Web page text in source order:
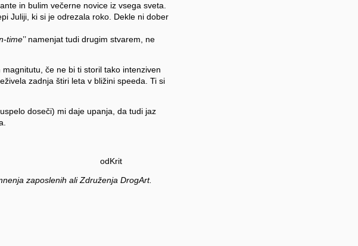
in bulim večerne novice iz vsega sveta.
Juliji, ki si je odrezala roko. Dekle ni dober
time’’ namenjat tudi drugim stvarem, ne
če ne bi ti storil tako intenziven
zadnja štiri leta v bližini speeda. Ti si
doseči) mi daje upanja, da tudi jaz
zaposlenih ali Združenja DrogArt.